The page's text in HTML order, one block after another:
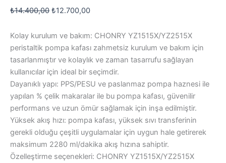
₺14.400,00 Orijinal
₺14.400,00.
₺12.700,00Şu
fiyat:
₺12.700,00.
Kolay kurulum ve bakım: CHONRY YZ1515X/YZ2515X
peristaltik pompa kafası zahmetsiz kurulum ve bakım için
tasarlanmıştır ve kolaylık ve zaman tasarrufu sağlayan
kullanıcılar için ideal bir seçimdir.
Dayanıklı yapı: PPS/PESU ve paslanmaz pompa haznesi ile
yapılan % çelik makaralar ile bu pompa kafası, güvenilir
performans ve uzun ömür sağlamak için inşa edilmiştir.
Yüksek akış hızı: pompa kafası, yüksek sıvı transferinin
gerekli olduğu çeşitli uygulamalar için uygun hale getirerek
maksimum 2280 ml/dakika akış hızına sahiptir.
Özelleştirme seçenekleri: CHONRY YZ1515X/YZ2515X